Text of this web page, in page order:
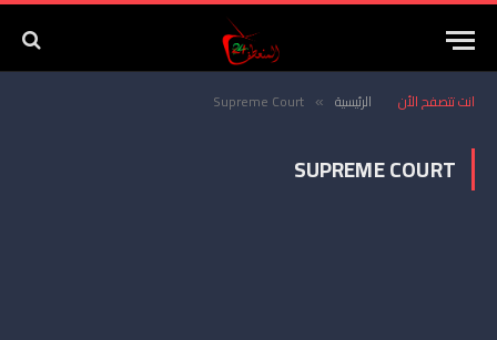
انت تتصفح الأن الرئيسية »
Supreme Court
SUPREME COURT